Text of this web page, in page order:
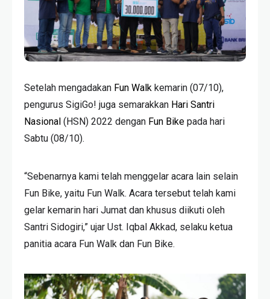
Setelah mengadakan Fun Walk kemarin (07/10),
pengurus SigiGo! juga semarakkan Hari Santri
Nasional (HSN) 2022 dengan Fun Bike pada hari
Sabtu (08/10).
“Sebenarnya kami telah menggelar acara lain selain
Fun Bike, yaitu Fun Walk. Acara tersebut telah kami
gelar kemarin hari Jumat dan khusus diikuti oleh
Santri Sidogiri,” ujar Ust. Iqbal Akkad, selaku ketua
panitia acara Fun Walk dan Fun Bike.